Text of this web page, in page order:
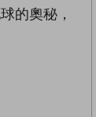
的奧秘，